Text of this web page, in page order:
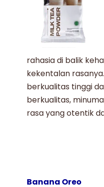
rahasia di balik
kekentalan
berkualitas tinggi
berkualitas,
rasa yang otentik
Banana Oreo